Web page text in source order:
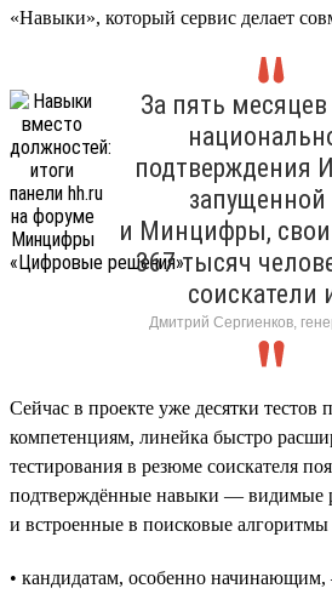
«Навыки», который сервис делает
За пять
подтверждения
запущенной
и Минцифры,
367 тысяч
соискатели
Дмитрий Сергиенков,
Сейчас в проекте уже десятки
компетенциям, линейка быстро
тестирования в резюме соискателя
подтверждённые навыки — видимые
и встроенные в поисковые
• кандидатам, особенно